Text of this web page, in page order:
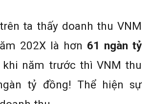
ta thấy doanh thu VNM
202X là hơn 61 ngàn tỷ
khi năm trước thì VNM thu
tỷ đồng! Thể hiện sự